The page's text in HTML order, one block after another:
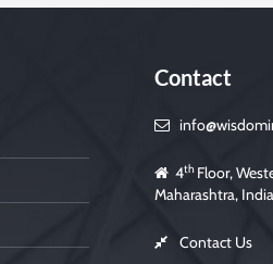
Contact
4th Floor,
Maharashtra,
Contact Us